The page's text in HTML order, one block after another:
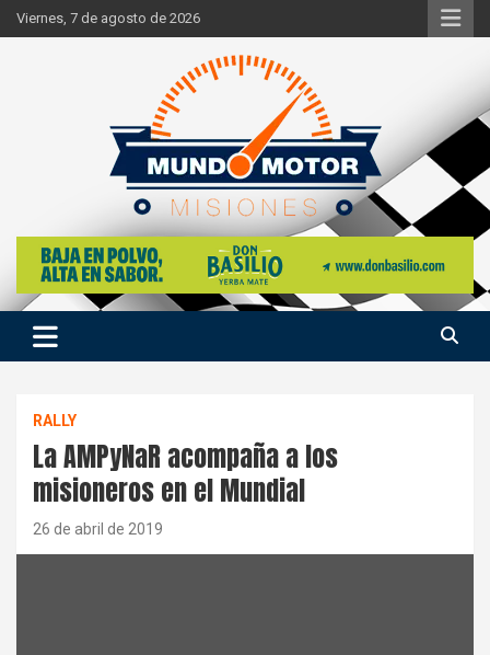
Skip
to
Viernes, 7 de agosto de 2026
Mundo Motor Misiones
Si hay ruido de motores ahí estaremos
RALLY
La AMPyNaR acompaña a los
misioneros en el Mundial
26 de abril de 2019